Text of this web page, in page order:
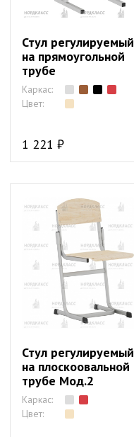
Стул регулируемый
на прямоугольной
трубе
Каркас:
Цвет:
1 221 ₽
Стул регулируемый
на плоскоовальной
трубе Мод.2
Каркас:
Цвет: